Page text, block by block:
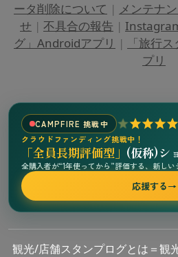
ータ削除について | メンテナ
せ | 不具合の報告 |
グ」Androidアプリ |
「旅行
プリ
CAMPFIRE 挑戦中
クラウドファンディング挑戦中！
「全員長期評価型」 (仮称)シ
全購入者が“1年使ってから”評価する、新しい
応援する→
観光/店舗スタンプログとは＝観